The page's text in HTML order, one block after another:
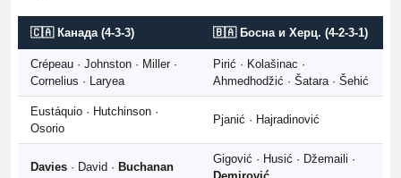
🇨🇦 Канада (4-3-3) 🇧🇦 Босна и Херц. (4-2-3-1)
Crépeau · Johnston · Miller ·
Cornelius · Laryea
Pirić · Kolašinac ·
Ahmedhodžić · Šatara · Šehić
Eustáquio · Hutchinson ·
Osorio
Pjanić · Hajradinović
Davies · David · Buchanan
Gigović · Husić · Džemaili ·